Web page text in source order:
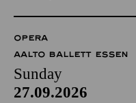
OPERA
AALTO BALLETT ESSEN
Sunday
27.09.2026